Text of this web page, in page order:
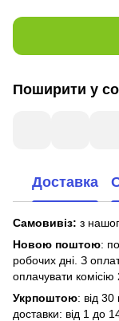
Поширити у
Доставка
Самовивіз: з
Новою поштою:
робочих дні. З
оплачувати комісію
Укрпоштою: від
доставки: від 1 до